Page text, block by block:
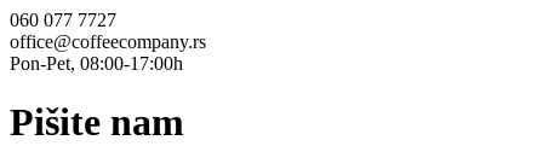
060 077 7727
office@coffeecompany.rs
Pon-Pet, 08:00-17:00h
Pišite nam